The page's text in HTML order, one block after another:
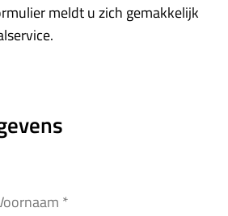
meldt u zich gemakkelijk
*